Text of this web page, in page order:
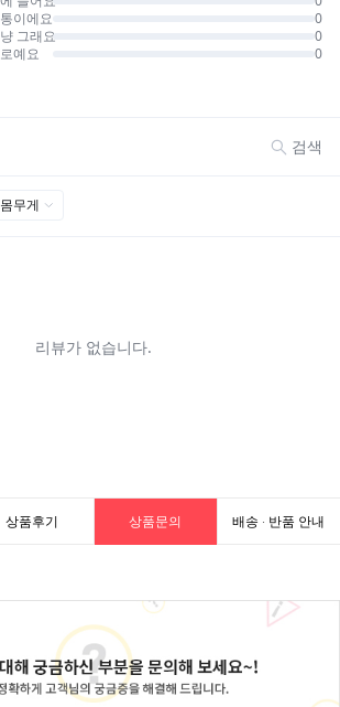
상품후기 상품문의 배송 · 반품 안내